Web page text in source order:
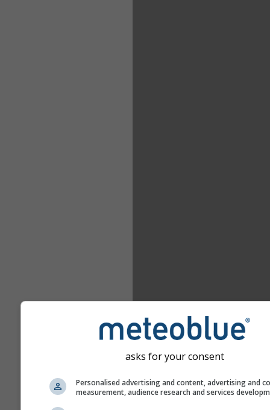
asks for your consent
Personalised advertising and content, advertising and
measurement, audience research and services